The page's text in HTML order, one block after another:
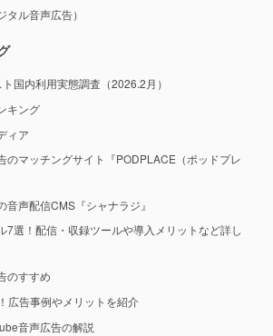
タル音声広告）
国内利用実態調査（2026.2月）
キング
ィア
のマッチングサイト『PODPLACE（ポッドプレ
音声配信CMS『シャナラジ』
7選！配信・収録ツールや導入メリットなど詳し
のすすめ
広告事例やメリットを紹介
音声広告の解説